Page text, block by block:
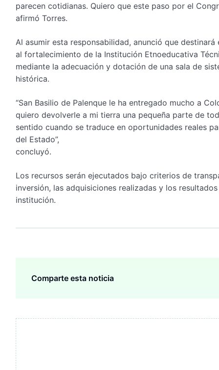
parecen cotidianas. Quiero que este paso por el
afirmó Torres.
Al asumir esta responsabilidad, anunció que
al fortalecimiento de la Institución Etnoeducativa
mediante la adecuación y dotación de una sala de
histórica.
“San Basilio de Palenque le ha entregado mucho a
quiero devolverle a mi tierra una pequeña parte de
sentido cuando se traduce en oportunidades reales
del Estado”,
concluyó.
Los recursos serán ejecutados bajo criterios de
inversión, las adquisiciones realizadas y los
institución.
Comparte esta noticia